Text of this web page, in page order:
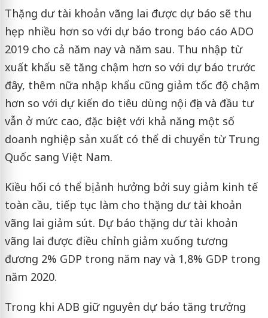
Thặng dư tài khoản vãng lai được dự báo sẽ thu
hẹp nhiều hơn so với dự báo trong báo cáo ADO
2019 cho cả năm nay và năm sau. Thu nhập từ
xuất khẩu sẽ tăng chậm hơn so với dự báo trước
đây, thêm nữa nhập khẩu cũng giảm tốc độ chậm
hơn so với dự kiến do tiêu dùng nội địa và đầu tư
vẫn ở mức cao, đặc biệt với khả năng một số
doanh nghiệp sản xuất có thể di chuyển từ Trung
Quốc sang Việt Nam.
Kiều hối có thể bị ảnh hưởng bởi suy giảm kinh tế
toàn cầu, tiếp tục làm cho thặng dư tài khoản
vãng lai giảm sút. Dự báo thặng dư tài khoản
vãng lai được điều chỉnh giảm xuống tương
đương 2% GDP trong năm nay và 1,8% GDP trong
năm 2020.
Trong khi ADB giữ nguyên dự báo tăng trưởng